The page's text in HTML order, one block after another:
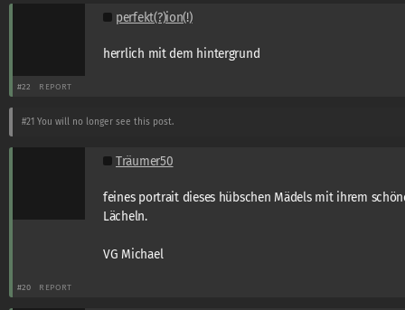
perfekt(?)ion(!)
herrlich mit dem hintergrund
#22 REPORT
#21 You will no longer see this post.
Träumer50
feines portrait dieses hübschen Mädels mit ihrem
Lächeln.
VG Michael
#20 REPORT